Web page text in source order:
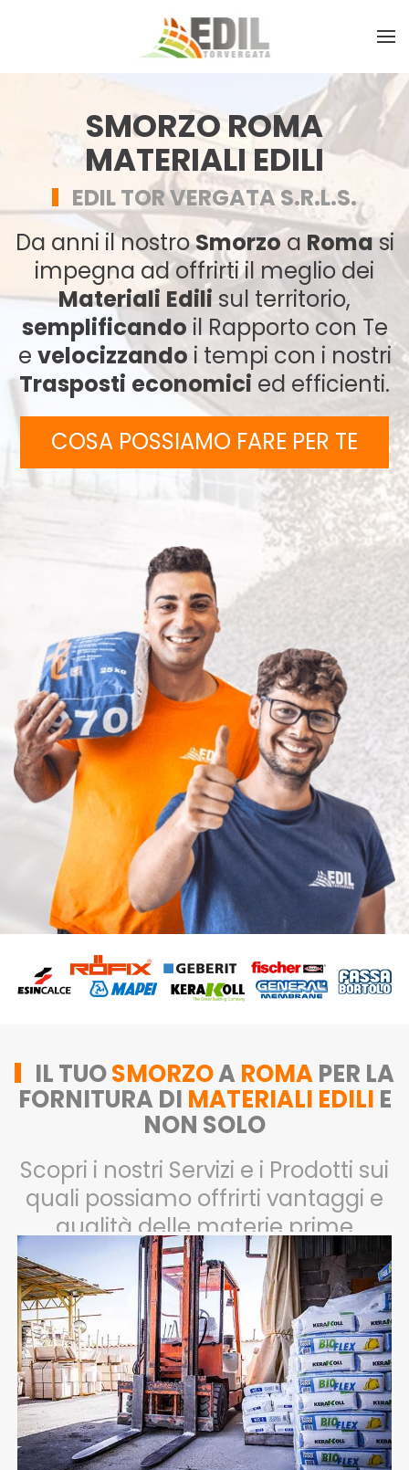
SMORZO ROMA
MATERIALI EDILI
EDIL TOR VERGATA S.R.L.S.
Da anni il nostroSmorzoa Romasi
impegna ad offrirti il meglio dei
Materiali Edili sul territorio,
semplificando il Rapporto con Te
e velocizzando i tempi con i nostri
Trasposti economici ed efficienti.
COSA POSSIAMO FARE PER TE
IL TUOSMORZOAROMAPER LA
FORNITURA DI MATERIALI EDILI E
NON SOLO
Scopri i nostri Servizi e i Prodotti sui
quali possiamo offrirti vantaggi e
qualità delle materie prime